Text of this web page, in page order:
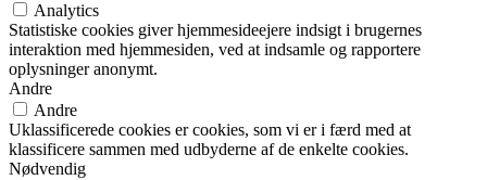
Analytics
Statistiske cookies giver hjemmesideejere indsigt i brugernes
interaktion med hjemmesiden, ved at indsamle og rapportere
oplysninger anonymt.
Andre
Andre
Uklassificerede cookies er cookies, som vi er i færd med at
klassificere sammen med udbyderne af de enkelte cookies.
Nødvendig